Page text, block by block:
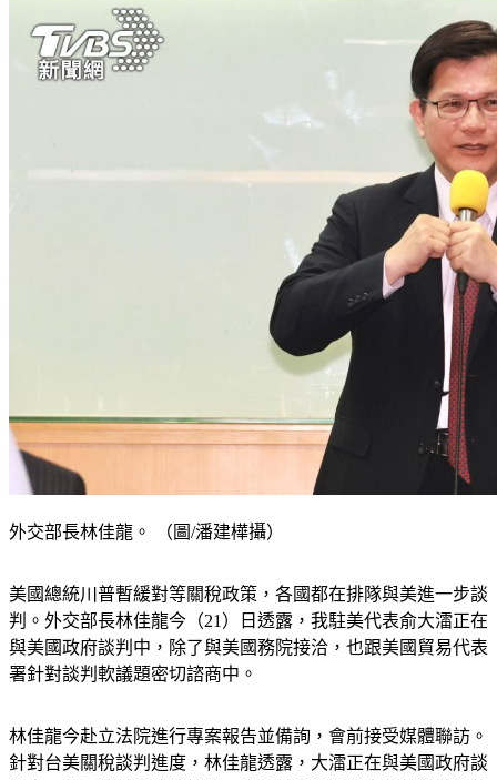
外交部長林佳龍。 （圖/潘建樺攝）
美國總統川普暫緩對等關稅政策，各國都在排隊與美進一步談
判。外交部長林佳龍今（21）日透露，我駐美代表俞大㵢正在
與美國政府談判中，除了與美國務院接洽，也跟美國貿易代表
署針對談判軟議題密切諮商中。
林佳龍今赴立法院進行專案報告並備詢，會前接受媒體聯訪。
針對台美關稅談判進度，林佳龍透露，大㵢正在與美國政府談